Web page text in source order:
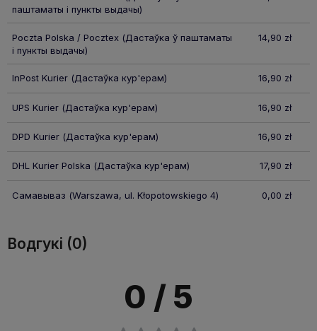
паштаматы і пункты выдачы)
Poczta Polska / Pocztex(Дастаўка ў паштаматы
і пункты выдачы)
14,90 zł
InPost Kurier(Дастаўка кур'ерам) 16,90 zł
UPS Kurier(Дастаўка кур'ерам) 16,90 zł
DPD Kurier(Дастаўка кур'ерам) 16,90 zł
DHL Kurier Polska (Дастаўка кур'ерам) 17,90 zł
Самавываз (Warszawa, ul. Kłopotowskiego 4) 0,00 zł
Водгукі (0)
0 / 5